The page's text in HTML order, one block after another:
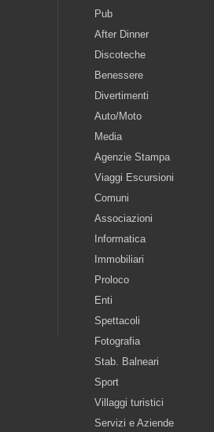
Pub
After Dinner
Discoteche
Benessere
Divertimenti
Auto/Moto
Media
Agenzie Stampa
Viaggi Escursioni
Comuni
Associazioni
Informatica
Immobiliari
Proloco
Enti
Spettacoli
Fotografia
Stab. Balneari
Sport
Villaggi turistici
Servizi e Aziende